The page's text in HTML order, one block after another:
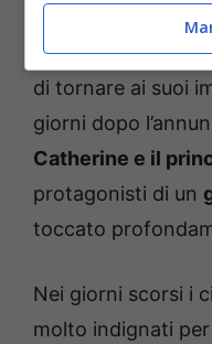
La principessa si
il suo futuro e ha
di tornare ai suoi
giorni dopo
Catherine e il
protagonisti di un
toccato
Nei giorni scorsi i
molto indignati per